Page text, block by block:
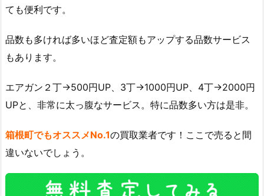
ても便利です。
品数も多ければ多いほど査定額もアップする品数サービス
もあります。
エアガン２丁→500円UP、3丁→1000円UP、4丁→2000円
UPと、非常に太っ腹なサービス。特に品数多い方は是非。
箱根町でもオススメNo.1の買取業者です！ここで売ると間
違いないでしょう。